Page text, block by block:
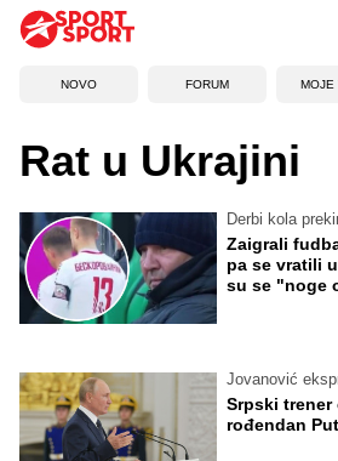
NOVO FORUM MOJE
Rat u Ukrajini
Derbi kola
Zaigrali
pa se vratili
su se "noge
Jovanović
Srpski trener
rođendan